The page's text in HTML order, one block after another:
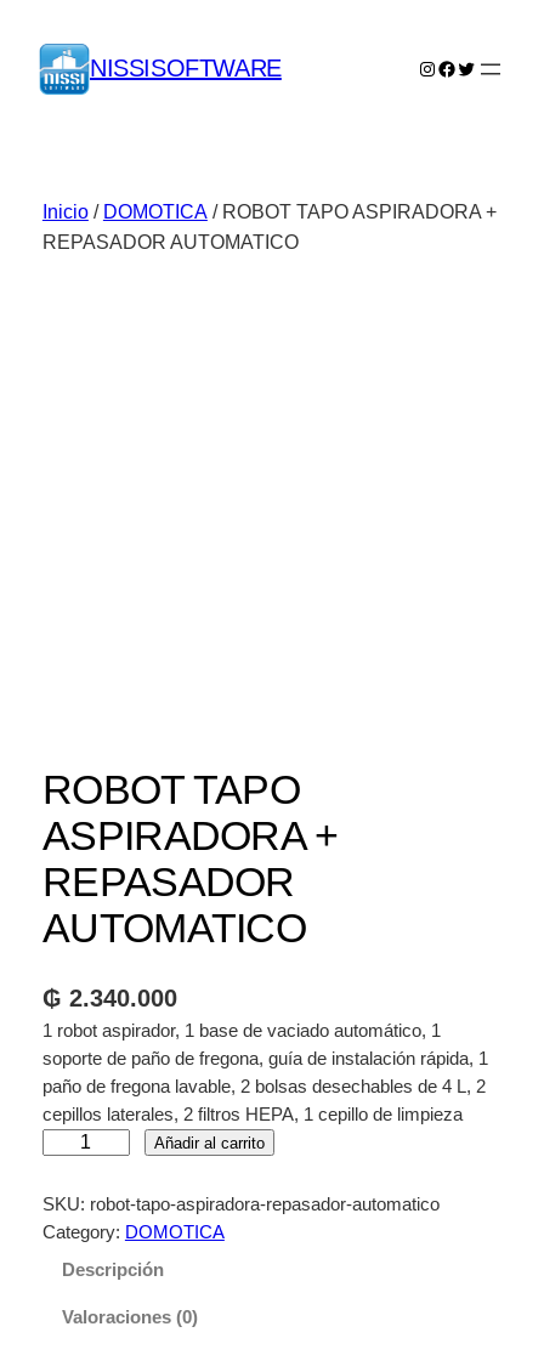
contenido NISSISOFTWARE Instagram
Facebook
Twitter
Inicio/ DOMOTICA/ ROBOT TAPO ASPIRADORA +
REPASADOR AUTOMATICO
ROBOT TAPO
ASPIRADORA +
REPASADOR
AUTOMATICO
₲ 2.340.000
1 robot aspirador, 1 base de vaciado automático, 1
soporte de paño de fregona, guía de instalación rápida, 1
paño de fregona lavable, 2 bolsas desechables de 4 L, 2
cepillos laterales, 2 filtros HEPA, 1 cepillo de limpieza
B
O
Añadir al carrito
SKU: robot-tapo-aspiradora-repasador-automatico
Category: DOMOTICA
Descripción
Valoraciones (0)